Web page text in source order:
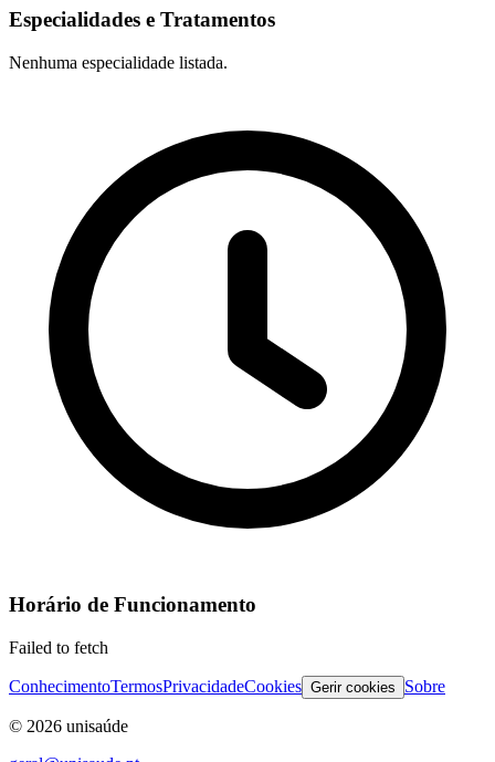
Especialidades e Tratamentos
Nenhuma especialidade listada.
Horário de Funcionamento
Failed to fetch
ConhecimentoTermosPrivacidadeCookies Gerir cookies Sobre
© 2026 unisaúde